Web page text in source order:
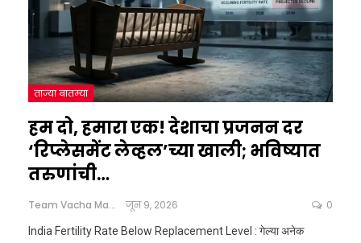
ताज्या बातम्या
हम दो, हमारा एक! देशाचा प्रजनन दर
‘रिप्लेसमेंट लेव्हल’च्या खाली; भविष्यात
तरुणांची…
Team Vacha Marathi जून 9, 2026 0
India Fertility Rate Below Replacement Level : गेल्या अनेक